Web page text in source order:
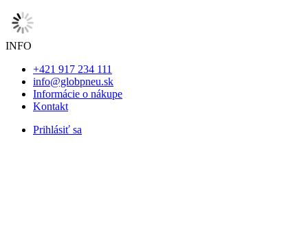
INFO
+421 917 234 111
info@globpneu.sk
Informácie o nákupe
Kontakt
Prihlásiť sa